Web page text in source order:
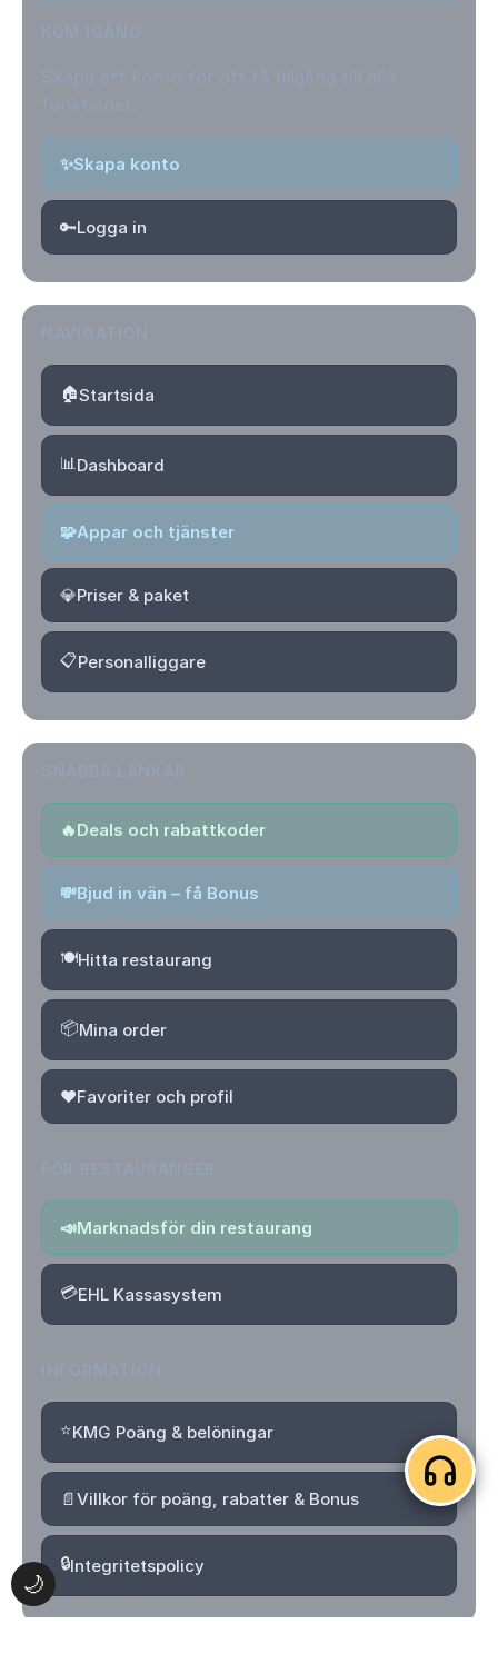
🌙
✨Skapa konto
🔑Logga in
🏠Startsida
📊Dashboard
🧩Appar och tjänster
💎Priser & paket
📋Personalliggare
🔥Deals och rabattkoder
💸Bjud in vän – få Bonus
🍽️Hitta restaurang
📦Mina order
❤️Favoriter och profil
📣Marknadsför din restaurang
💳EHL Kassasystem
⭐KMG Poäng & belöningar
📄Villkor för poäng, rabatter & Bonus
🔒Integritetspolicy